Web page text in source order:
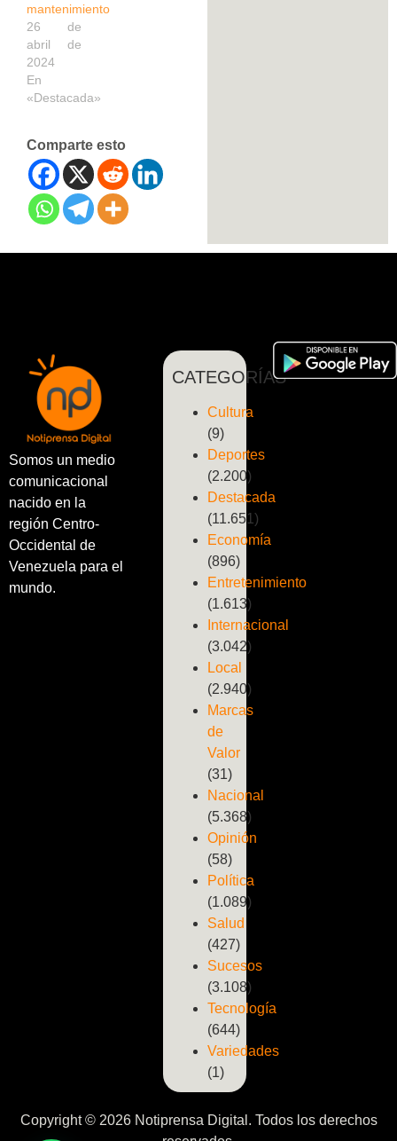
mantenimiento
26 de
abril de
2024
En
«Destacada»
Comparte esto
Somos un medio
comunicacional
nacido en la
región Centro-
Occidental de
Venezuela para el
mundo.
CATEGORÍAS
Cultura
(9)
Deportes
(2.200)
Destacada
(11.651)
Economía
(896)
Entretenimiento
(1.613)
Internacional
(3.042)
Local
(2.940)
Marcas
de
Valor
(31)
Nacional
(5.368)
Opinión
(58)
Política
(1.089)
Salud
(427)
Sucesos
(3.108)
Tecnología
(644)
Variedades
(1)
Copyright © 2026 Notiprensa Digital. Todos los derechos